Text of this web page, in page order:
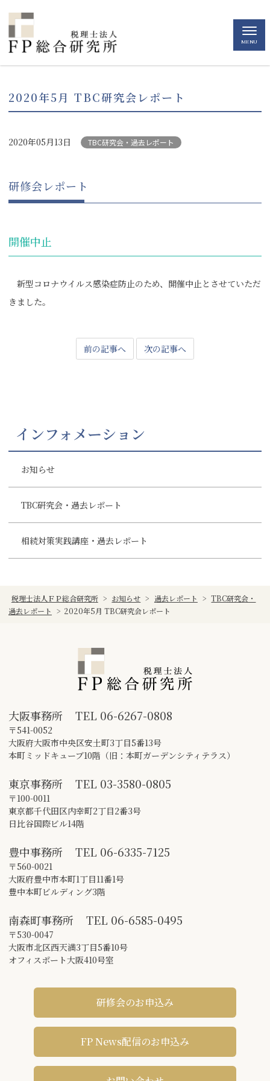
MENU
2020年5月 TBC研究会レポート
2020年05月13日 TBC研究会・過去レポート
研修会レポート
開催中止
新型コロナウイルス感染症防止のため、開催中止とさせていただ
きました。
前の記事へ 次の記事へ
インフォメーション
お知らせ
TBC研究会・過去レポート
相続対策実践講座・過去レポート
税理士法人ＦＰ総合研究所 > お知らせ > 過去レポート > TBC研究会・
過去レポート > 2020年5月 TBC研究会レポート
大阪事務所 TEL 06-6267-0808
〒541-0052
大阪府大阪市中央区安土町3丁目5番13号
本町ミッドキューブ10階（旧：本町ガーデンシティテラス）
東京事務所 TEL 03-3580-0805
〒100-0011
東京都千代田区内幸町2丁目2番3号
日比谷国際ビル14階
豊中事務所 TEL 06-6335-7125
〒560-0021
大阪府豊中市本町1丁目11番1号
豊中本町ビルディング3階
南森町事務所 TEL 06-6585-0495
〒530-0047
大阪市北区西天満3丁目5番10号
オフィスポート大阪410号室
研修会のお申込み
FP News配信のお申込み